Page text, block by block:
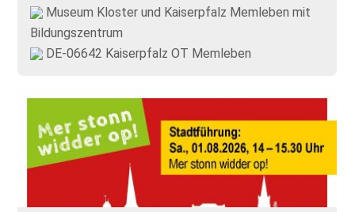
Museum Kloster und Kaiserpfalz Memleben mit
Bildungszentrum
DE-06642 Kaiserpfalz OT Memleben